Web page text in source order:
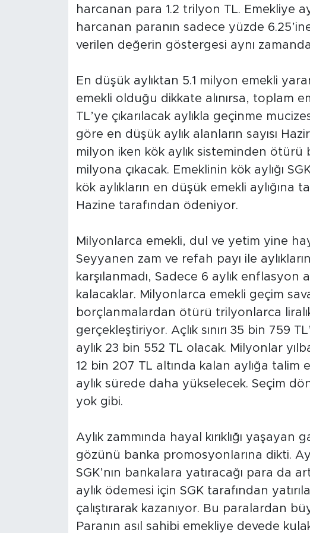
harcanan para 1.2 trilyon TL. Emekliye
harcanan paranın sadece yüzde
verilen değerin göstergesi aynı
En düşük aylıktan 5.1 milyon emekli
emekli olduğu dikkate alınırsa, toplam
TL’ye çıkarılacak aylıkla geçinme
göre en düşük aylık alanların sayısı
milyon iken kök aylık sisteminden ötürü
milyona çıkacak. Emeklinin kök aylığı
kök aylıkların en düşük emekli aylığına
Hazine tarafından ödeniyor.
Milyonlarca emekli, dul ve yetim yine
Seyyanen zam ve refah payı ile
karşılanmadı, Sadece 6 aylık enflasyon
kalacaklar. Milyonlarca emekli geçim
borçlanmalardan ötürü trilyonlarca
gerçekleştiriyor. Açlık sınırı 35 bin 759
aylık 23 bin 552 TL olacak. Milyonlar
12 bin 207 TL altında kalan aylığa talim
aylık sürede daha yükselecek. Seçim
yok gibi.
Aylık zammında hayal kırıklığı
gözünü banka promosyonlarına dikti.
SGK’nın bankalara yatıracağı para da
aylık ödemesi için SGK tarafından
çalıştırarak kazanıyor. Bu paralardan
Paranın asıl sahibi emekliye devede